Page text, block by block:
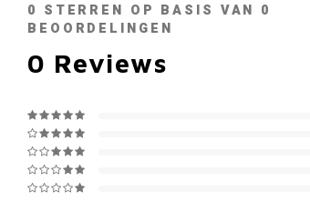
0 STERREN OP BASIS VAN 0
BEOORDELINGEN
0 Reviews